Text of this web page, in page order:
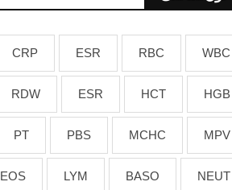
WBC
RBC
ESR
CRP
HGB
HCT
ESR
RDW
MPV
MCHC
PBS
PT
NEUT
BASO
LYM
EOS